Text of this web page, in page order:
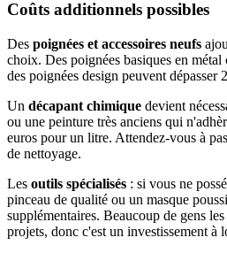
Coûts additionnels possibles
Des poignées et accessoires neufs
choix. Des poignées basiques en
des poignées design peuvent dépasser
Un décapant chimique devient
ou une peinture très anciens qui
euros pour un litre. Attendez-vous à
de nettoyage.
Les outils spécialisés : si vous ne
pinceau de qualité ou un masque
supplémentaires. Beaucoup de gens
projets, donc c'est un investissement à